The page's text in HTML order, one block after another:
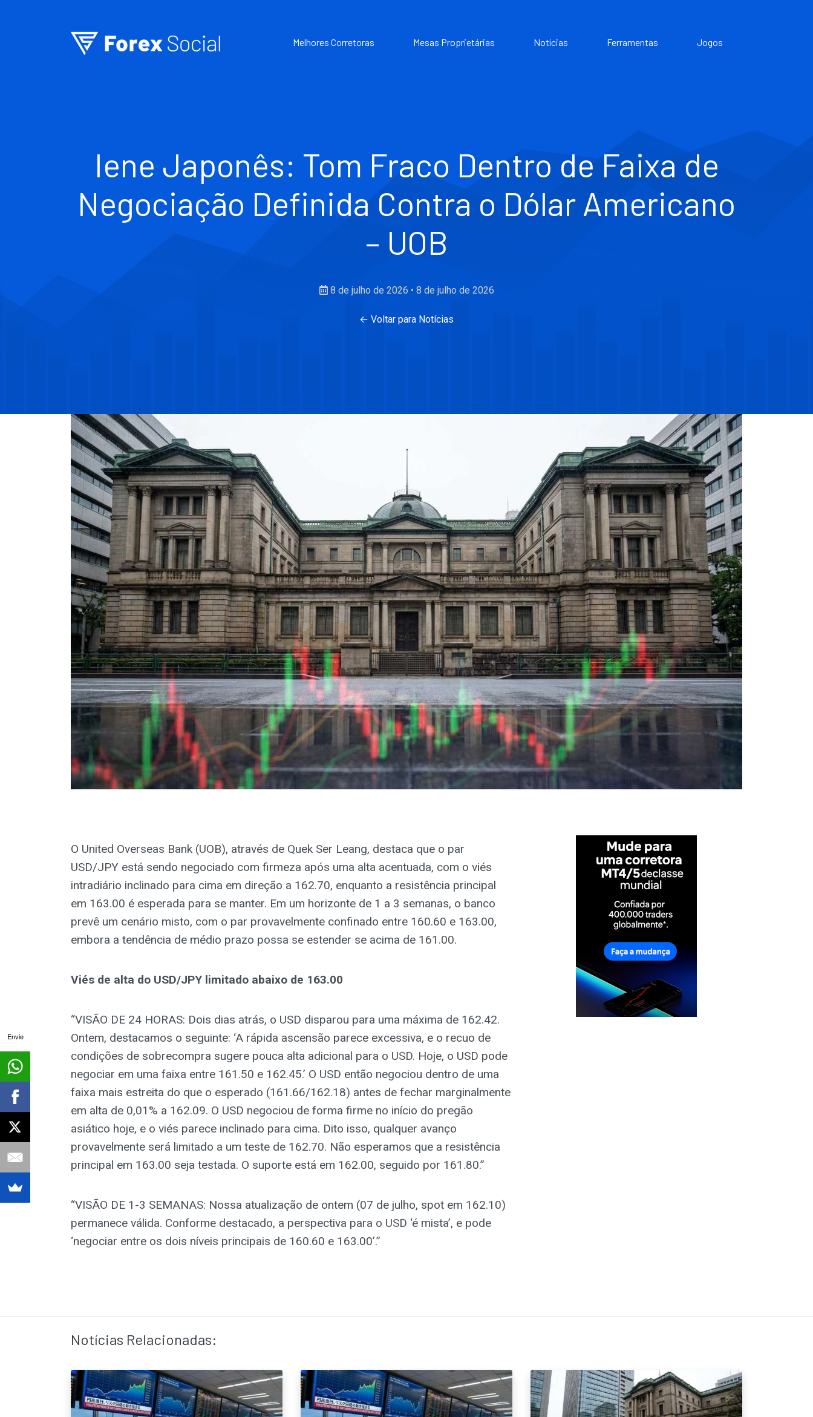
Melhores Corretoras Mesas Proprietárias Notícias Ferramentas Jogos
Iene Japonês: Tom Fraco Dentro de Faixa de
Negociação Definida Contra o Dólar Americano
– UOB
8 de julho de 2026 • 8 de julho de 2026
← Voltar para Notícias
O United Overseas Bank (UOB), através de Quek Ser Leang, destaca que o par
USD/JPY está sendo negociado com firmeza após uma alta acentuada, com o viés
intradiário inclinado para cima em direção a 162.70, enquanto a resistência principal
em 163.00 é esperada para se manter. Em um horizonte de 1 a 3 semanas, o banco
prevê um cenário misto, com o par provavelmente confinado entre 160.60 e 163.00,
embora a tendência de médio prazo possa se estender se acima de 161.00.
Viés de alta do USD/JPY limitado abaixo de 163.00
“VISÃO DE 24 HORAS: Dois dias atrás, o USD disparou para uma máxima de 162.42.
Ontem, destacamos o seguinte: ‘A rápida ascensão parece excessiva, e o recuo de
condições de sobrecompra sugere pouca alta adicional para o USD. Hoje, o USD pode
negociar em uma faixa entre 161.50 e 162.45.’ O USD então negociou dentro de uma
faixa mais estreita do que o esperado (161.66/162.18) antes de fechar marginalmente
em alta de 0,01% a 162.09. O USD negociou de forma firme no início do pregão
asiático hoje, e o viés parece inclinado para cima. Dito isso, qualquer avanço
provavelmente será limitado a um teste de 162.70. Não esperamos que a resistência
principal em 163.00 seja testada. O suporte está em 162.00, seguido por 161.80.”
“VISÃO DE 1-3 SEMANAS: Nossa atualização de ontem (07 de julho, spot em 162.10)
permanece válida. Conforme destacado, a perspectiva para o USD ‘é mista’, e pode
‘negociar entre os dois níveis principais de 160.60 e 163.00’.”
Notícias Relacionadas:
Envie